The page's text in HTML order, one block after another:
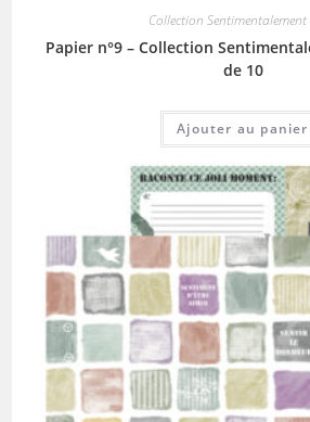
Collection Sentimentalement
Papier n°9 – Collection
de 10
Ajouter au panier